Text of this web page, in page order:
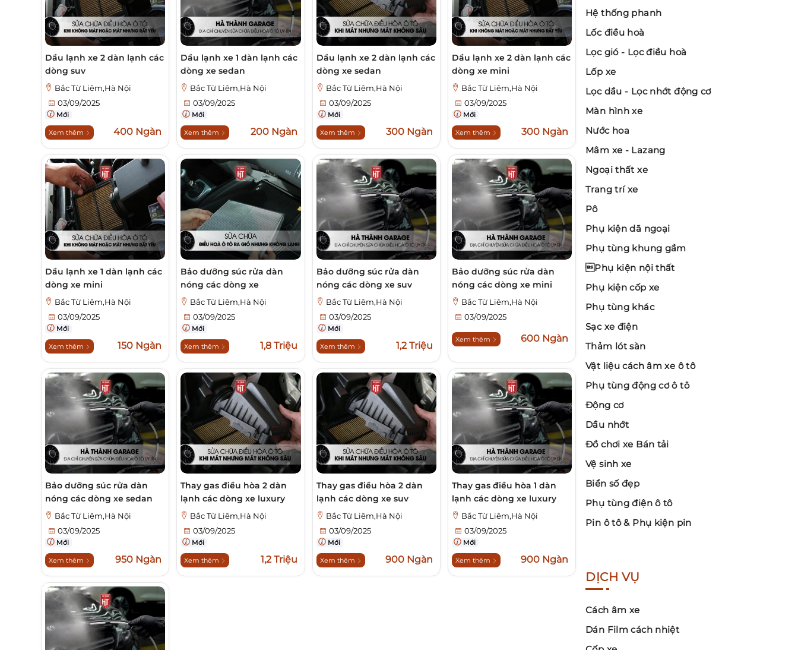
Dầu lạnh xe 2 dàn lạnh các
dòng suv
Bắc Từ Liêm,Hà Nội
03/09/2025
Mới
Xem thêm 400 Ngàn
Dầu lạnh xe 1 dàn lạnh các
dòng xe sedan
Bắc Từ Liêm,Hà Nội
03/09/2025
Mới
Xem thêm 200 Ngàn
Dầu lạnh xe 2 dàn lạnh các
dòng xe sedan
Bắc Từ Liêm,Hà Nội
03/09/2025
Mới
Xem thêm 300 Ngàn
Dầu lạnh xe 2 dàn lạnh các
dòng xe mini
Bắc Từ Liêm,Hà Nội
03/09/2025
Mới
Xem thêm 300 Ngàn
Dầu lạnh xe 1 dàn lạnh các
dòng xe mini
Bắc Từ Liêm,Hà Nội
03/09/2025
Mới
Xem thêm 150 Ngàn
Bảo dưỡng súc rửa dàn
nóng các dòng xe
Bắc Từ Liêm,Hà Nội
03/09/2025
Mới
Xem thêm 1,8 Triệu
Bảo dưỡng súc rửa dàn
nóng các dòng xe suv
Bắc Từ Liêm,Hà Nội
03/09/2025
Mới
Xem thêm 1,2 Triệu
Bảo dưỡng súc rửa dàn
nóng các dòng xe mini
Bắc Từ Liêm,Hà Nội
03/09/2025
Xem thêm 600 Ngàn
Bảo dưỡng súc rửa dàn
nóng các dòng xe sedan
Bắc Từ Liêm,Hà Nội
03/09/2025
Mới
Xem thêm 950 Ngàn
Thay gas điều hòa 2 dàn
lạnh các dòng xe luxury
Bắc Từ Liêm,Hà Nội
03/09/2025
Mới
Xem thêm 1,2 Triệu
Thay gas điều hòa 2 dàn
lạnh các dòng xe suv
Bắc Từ Liêm,Hà Nội
03/09/2025
Mới
Xem thêm 900 Ngàn
Thay gas điều hòa 1 dàn
lạnh các dòng xe luxury
Bắc Từ Liêm,Hà Nội
03/09/2025
Mới
Xem thêm 900 Ngàn
Hệ thống phanh
Lốc điều hoà
Lọc gió - Lọc điều hoà
Lốp xe
Lọc dầu - Lọc nhớt động cơ
Màn hình xe
Nước hoa
Mâm xe - Lazang
Ngoại thất xe
Trang trí xe
Pô
Phụ kiện dã ngoại
Phụ tùng khung gầm
Phụ kiện nội thất
Phụ kiện cốp xe
Phụ tùng khác
Sạc xe điện
Thảm lót sàn
Vật liệu cách âm xe ô tô
Phụ tùng động cơ ô tô
Động cơ
Dầu nhớt
Đồ chơi xe Bán tải
Vệ sinh xe
Biển số đẹp
Phụ tùng điện ô tô
Pin ô tô & Phụ kiện pin
DỊCH VỤ
Cách âm xe
Dán Film cách nhiệt